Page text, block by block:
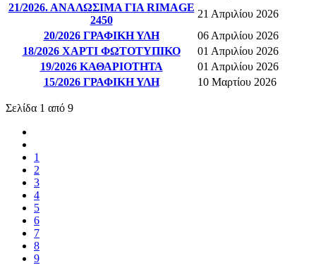
21/2026. ΑΝΑΛΩΣΙΜΑ ΓΙΑ RIMAGE
2450
21 Απριλίου 2026
20/2026 ΓΡΑΦΙΚΗ ΥΛΗ
06 Απριλίου 2026
18/2026 ΧΑΡΤΙ ΦΩΤΟΤΥΠΙΚΟ
01 Απριλίου 2026
19/2026 ΚΑΘΑΡΙΟΤΗΤΑ
01 Απριλίου 2026
15/2026 ΓΡΑΦΙΚΗ ΥΛΗ
10 Μαρτίου 2026
Σελίδα 1 από 9
1
2
3
4
5
6
7
8
9